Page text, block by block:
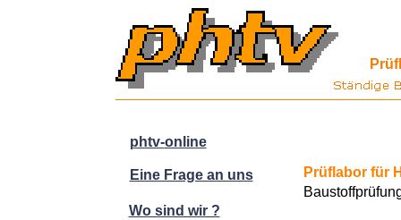
phtv-online
Eine Frage an uns
Wo sind wir ?
Prüflabor für